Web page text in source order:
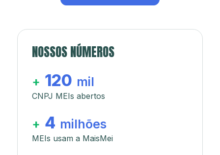
NOSSOS NÚMEROS
+ 120 mil
CNPJ MEIs abertos
+ 4 milhões
MEIs usam a MaisMei